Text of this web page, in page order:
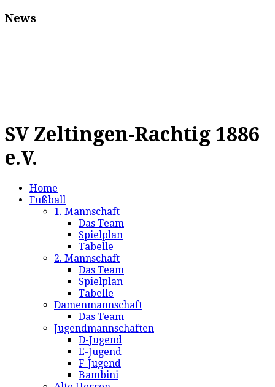
News
SV Zeltingen-Rachtig 1886
e.V.
Home
Fußball
1. Mannschaft
Das Team
Spielplan
Tabelle
2. Mannschaft
Das Team
Spielplan
Tabelle
Damenmannschaft
Das Team
Jugendmannschaften
D-Jugend
E-Jugend
F-Jugend
Bambini